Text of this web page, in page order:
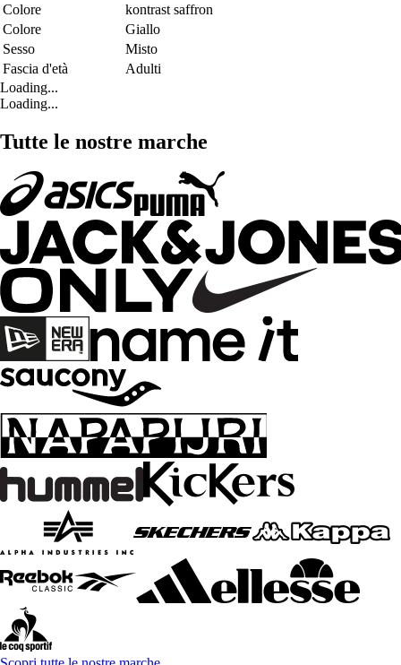
Colore
kontrast saffron
Colore
Giallo
Sesso
Misto
Fascia d'età
Adulti
Loading...
Loading...
Tutte le nostre marche